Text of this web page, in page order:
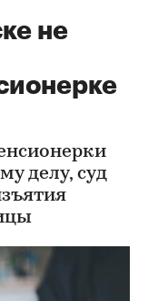
не
делу, суд